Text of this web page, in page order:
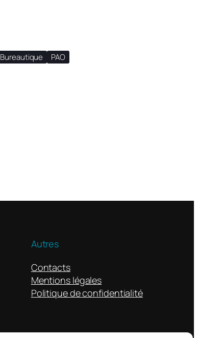
Bureautique PAO
Autres
Contacts
Mentions légales
Politique de confidentialité